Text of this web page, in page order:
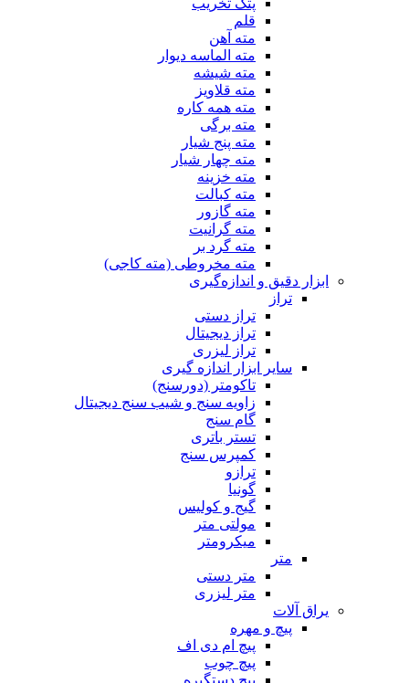
قلم
مته آهن
مته الماسه دیوار
مته شیشه
مته قلاویز
مته همه کاره
مته برگی
مته پنج شیار
مته چهار شیار
مته خزینه
مته کبالت
مته گازور
مته گرانیت
مته گرد بر
مته مخروطی (مته کاجی)
ابزار دقیق و اندازه‌گیری
تراز
تراز دستی
تراز دیجیتال
تراز لیزری
سایر ابزار اندازه گیری
تاکومتر (دورسنج)
زاویه سنج و شیب سنج دیجیتال
گام سنج
تستر باتری
کمپرس سنج
ترازو
گونیا
گیج و کولیس
مولتی متر
میکرومتر
متر
متر دستی
متر لیزری
یراق آلات
پیچ و مهره
پیچ ام دی اف
پیچ چوب
پیچ دستگیره